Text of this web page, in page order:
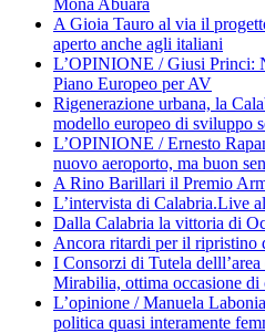
A Gioia Tauro al via il
aperto anche agli italiani
L’OPINIONE / Giusi Princi:
Piano Europeo per AV
Rigenerazione urbana, la
modello europeo di sviluppo
L’OPINIONE / Ernesto
nuovo aeroporto, ma buon
A Rino Barillari il Premio
L’intervista di Calabria.Live
Dalla Calabria la vittoria di
Ancora ritardi per il ripristino
I Consorzi di Tutela
Mirabilia, ottima occasione di
L’opinione / Manuela
politica quasi interamente